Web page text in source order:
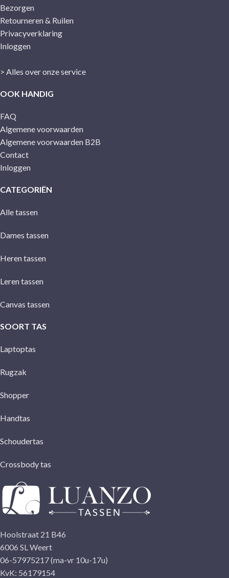
Bezorgen
Retourneren & Ruilen
Privacyverklaring
Inloggen
> Alles over onze service
OOK HANDIG
FAQ
Algemene voorwaarden
Algemene voorwaarden B2B
Contact
Inloggen
CATEGORIËN
Alle tassen
Dames tassen
Heren tassen
Leren tassen
Canvas tassen
SOORT TAS
Laptoptas
Rugzak
Shopper
Handtas
Schoudertas
Crossbody tas
Hoolstraat 21 B46
6006 SL Weert
06-57975217 (ma-vr 10u-17u)
KvK: 56179154